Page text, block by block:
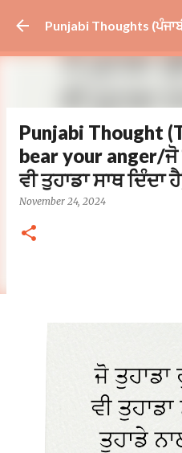
Skip to
Punjabi Thoughts
Punjabi Thought
bear your anger/ਜੋ
ਵੀ ਤੁਹਾਡਾ ਸਾਥ ਦਿੰਦਾ
November 24, 2024